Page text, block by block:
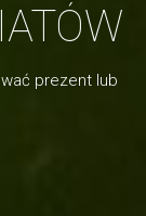
prezent lub